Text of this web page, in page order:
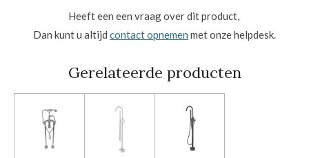
Heeft een een vraag over dit product,
Dan kunt u altijd contact opnemen met onze helpdesk.
Gerelateerde producten